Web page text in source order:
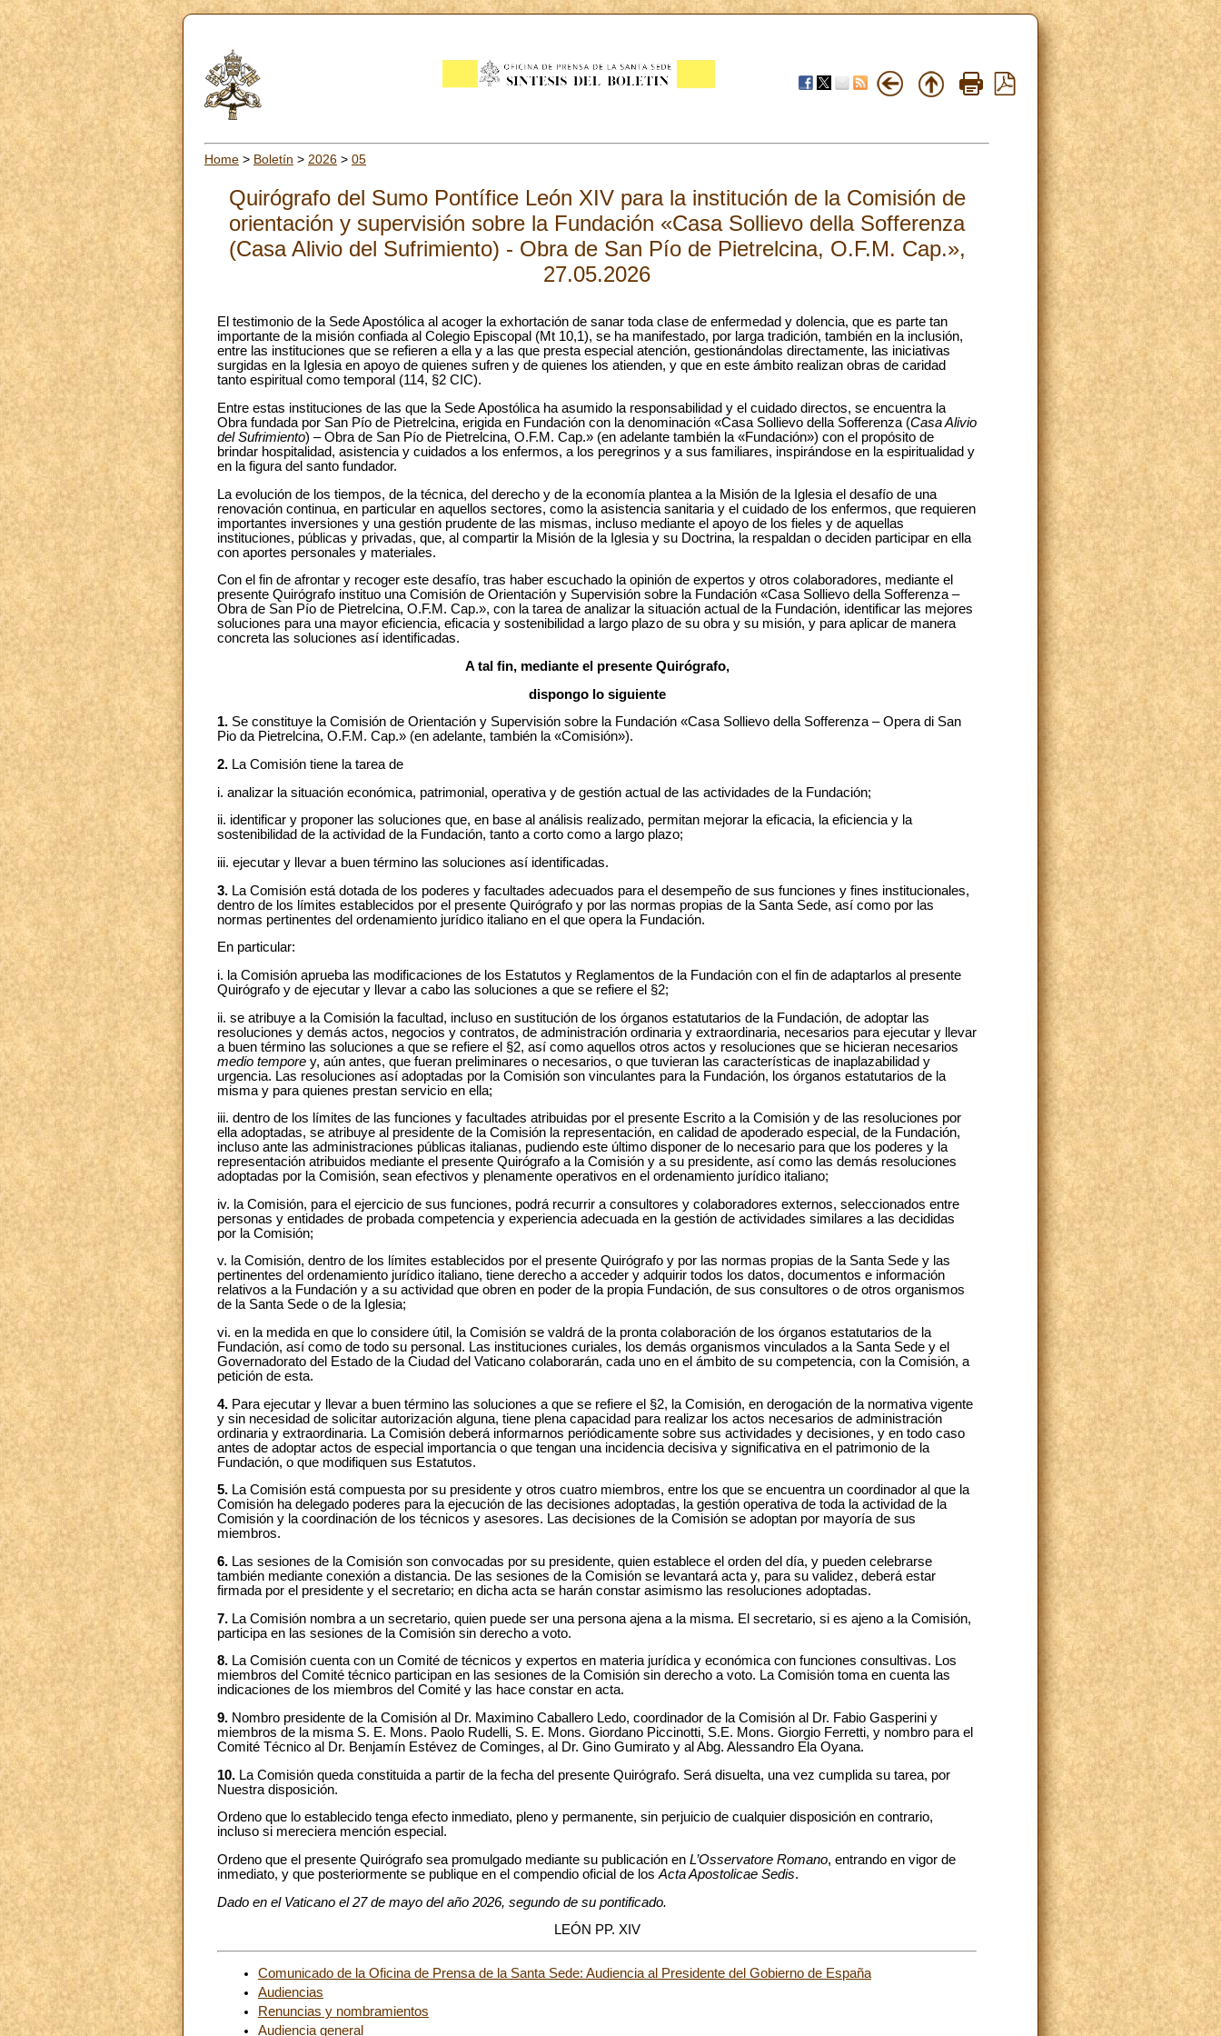
Home > Boletín > 2026 > 05
Quirógrafo del Sumo Pontífice León XIV para la institución de la Comisión de
orientación y supervisión sobre la Fundación «Casa Sollievo della Sofferenza
(Casa Alivio del Sufrimiento) - Obra de San Pío de Pietrelcina, O.F.M. Cap.»,
27.05.2026
El testimonio de la Sede Apostólica al acoger la exhortación de sanar toda clase de enfermedad y dolencia, que es parte tan
importante de la misión confiada al Colegio Episcopal (Mt 10,1), se ha manifestado, por larga tradición, también en la inclusión,
entre las instituciones que se refieren a ella y a las que presta especial atención, gestionándolas directamente, las iniciativas
surgidas en la Iglesia en apoyo de quienes sufren y de quienes los atienden, y que en este ámbito realizan obras de caridad
tanto espiritual como temporal (114, §2 CIC).
Entre estas instituciones de las que la Sede Apostólica ha asumido la responsabilidad y el cuidado directos, se encuentra la
Obra fundada por San Pío de Pietrelcina, erigida en Fundación con la denominación «Casa Sollievo della Sofferenza (Casa Alivio
del Sufrimiento) – Obra de San Pío de Pietrelcina, O.F.M. Cap.» (en adelante también la «Fundación») con el propósito de
brindar hospitalidad, asistencia y cuidados a los enfermos, a los peregrinos y a sus familiares, inspirándose en la espiritualidad y
en la figura del santo fundador.
La evolución de los tiempos, de la técnica, del derecho y de la economía plantea a la Misión de la Iglesia el desafío de una
renovación continua, en particular en aquellos sectores, como la asistencia sanitaria y el cuidado de los enfermos, que requieren
importantes inversiones y una gestión prudente de las mismas, incluso mediante el apoyo de los fieles y de aquellas
instituciones, públicas y privadas, que, al compartir la Misión de la Iglesia y su Doctrina, la respaldan o deciden participar en ella
con aportes personales y materiales.
Con el fin de afrontar y recoger este desafío, tras haber escuchado la opinión de expertos y otros colaboradores, mediante el
presente Quirógrafo instituo una Comisión de Orientación y Supervisión sobre la Fundación «Casa Sollievo della Sofferenza –
Obra de San Pío de Pietrelcina, O.F.M. Cap.», con la tarea de analizar la situación actual de la Fundación, identificar las mejores
soluciones para una mayor eficiencia, eficacia y sostenibilidad a largo plazo de su obra y su misión, y para aplicar de manera
concreta las soluciones así identificadas.
A tal fin, mediante el presente Quirógrafo,
dispongo lo siguiente
1. Se constituye la Comisión de Orientación y Supervisión sobre la Fundación «Casa Sollievo della Sofferenza – Opera di San
Pio da Pietrelcina, O.F.M. Cap.» (en adelante, también la «Comisión»).
2. La Comisión tiene la tarea de
i. analizar la situación económica, patrimonial, operativa y de gestión actual de las actividades de la Fundación;
ii. identificar y proponer las soluciones que, en base al análisis realizado, permitan mejorar la eficacia, la eficiencia y la
sostenibilidad de la actividad de la Fundación, tanto a corto como a largo plazo;
iii. ejecutar y llevar a buen término las soluciones así identificadas.
3. La Comisión está dotada de los poderes y facultades adecuados para el desempeño de sus funciones y fines institucionales,
dentro de los límites establecidos por el presente Quirógrafo y por las normas propias de la Santa Sede, así como por las
normas pertinentes del ordenamiento jurídico italiano en el que opera la Fundación.
En particular:
i. la Comisión aprueba las modificaciones de los Estatutos y Reglamentos de la Fundación con el fin de adaptarlos al presente
Quirógrafo y de ejecutar y llevar a cabo las soluciones a que se refiere el §2;
ii. se atribuye a la Comisión la facultad, incluso en sustitución de los órganos estatutarios de la Fundación, de adoptar las
resoluciones y demás actos, negocios y contratos, de administración ordinaria y extraordinaria, necesarios para ejecutar y llevar
a buen término las soluciones a que se refiere el §2, así como aquellos otros actos y resoluciones que se hicieran necesarios
medio tempore y, aún antes, que fueran preliminares o necesarios, o que tuvieran las características de inaplazabilidad y
urgencia. Las resoluciones así adoptadas por la Comisión son vinculantes para la Fundación, los órganos estatutarios de la
misma y para quienes prestan servicio en ella;
iii. dentro de los límites de las funciones y facultades atribuidas por el presente Escrito a la Comisión y de las resoluciones por
ella adoptadas, se atribuye al presidente de la Comisión la representación, en calidad de apoderado especial, de la Fundación,
incluso ante las administraciones públicas italianas, pudiendo este último disponer de lo necesario para que los poderes y la
representación atribuidos mediante el presente Quirógrafo a la Comisión y a su presidente, así como las demás resoluciones
adoptadas por la Comisión, sean efectivos y plenamente operativos en el ordenamiento jurídico italiano;
iv. la Comisión, para el ejercicio de sus funciones, podrá recurrir a consultores y colaboradores externos, seleccionados entre
personas y entidades de probada competencia y experiencia adecuada en la gestión de actividades similares a las decididas
por la Comisión;
v. la Comisión, dentro de los límites establecidos por el presente Quirógrafo y por las normas propias de la Santa Sede y las
pertinentes del ordenamiento jurídico italiano, tiene derecho a acceder y adquirir todos los datos, documentos e información
relativos a la Fundación y a su actividad que obren en poder de la propia Fundación, de sus consultores o de otros organismos
de la Santa Sede o de la Iglesia;
vi. en la medida en que lo considere útil, la Comisión se valdrá de la pronta colaboración de los órganos estatutarios de la
Fundación, así como de todo su personal. Las instituciones curiales, los demás organismos vinculados a la Santa Sede y el
Governadorato del Estado de la Ciudad del Vaticano colaborarán, cada uno en el ámbito de su competencia, con la Comisión, a
petición de esta.
4. Para ejecutar y llevar a buen término las soluciones a que se refiere el §2, la Comisión, en derogación de la normativa vigente
y sin necesidad de solicitar autorización alguna, tiene plena capacidad para realizar los actos necesarios de administración
ordinaria y extraordinaria. La Comisión deberá informarnos periódicamente sobre sus actividades y decisiones, y en todo caso
antes de adoptar actos de especial importancia o que tengan una incidencia decisiva y significativa en el patrimonio de la
Fundación, o que modifiquen sus Estatutos.
5. La Comisión está compuesta por su presidente y otros cuatro miembros, entre los que se encuentra un coordinador al que la
Comisión ha delegado poderes para la ejecución de las decisiones adoptadas, la gestión operativa de toda la actividad de la
Comisión y la coordinación de los técnicos y asesores. Las decisiones de la Comisión se adoptan por mayoría de sus
miembros.
6. Las sesiones de la Comisión son convocadas por su presidente, quien establece el orden del día, y pueden celebrarse
también mediante conexión a distancia. De las sesiones de la Comisión se levantará acta y, para su validez, deberá estar
firmada por el presidente y el secretario; en dicha acta se harán constar asimismo las resoluciones adoptadas.
7. La Comisión nombra a un secretario, quien puede ser una persona ajena a la misma. El secretario, si es ajeno a la Comisión,
participa en las sesiones de la Comisión sin derecho a voto.
8. La Comisión cuenta con un Comité de técnicos y expertos en materia jurídica y económica con funciones consultivas. Los
miembros del Comité técnico participan en las sesiones de la Comisión sin derecho a voto. La Comisión toma en cuenta las
indicaciones de los miembros del Comité y las hace constar en acta.
9. Nombro presidente de la Comisión al Dr. Maximino Caballero Ledo, coordinador de la Comisión al Dr. Fabio Gasperini y
miembros de la misma S. E. Mons. Paolo Rudelli, S. E. Mons. Giordano Piccinotti, S.E. Mons. Giorgio Ferretti, y nombro para el
Comité Técnico al Dr. Benjamín Estévez de Cominges, al Dr. Gino Gumirato y al Abg. Alessandro Ela Oyana.
10. La Comisión queda constituida a partir de la fecha del presente Quirógrafo. Será disuelta, una vez cumplida su tarea, por
Nuestra disposición.
Ordeno que lo establecido tenga efecto inmediato, pleno y permanente, sin perjuicio de cualquier disposición en contrario,
incluso si mereciera mención especial.
Ordeno que el presente Quirógrafo sea promulgado mediante su publicación en L’Osservatore Romano, entrando en vigor de
inmediato, y que posteriormente se publique en el compendio oficial de los Acta Apostolicae Sedis.
Dado en el Vaticano el 27 de mayo del año 2026, segundo de su pontificado.
LEÓN PP. XIV
Comunicado de la Oficina de Prensa de la Santa Sede: Audiencia al Presidente del Gobierno de España
Audiencias
Renuncias y nombramientos
Audiencia general